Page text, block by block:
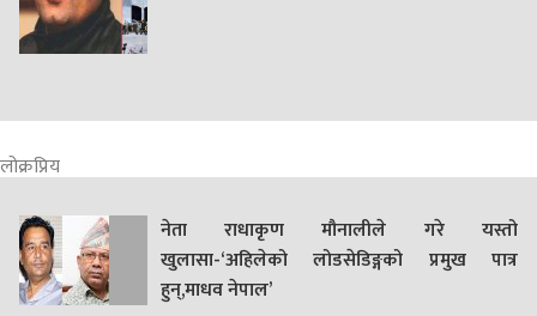
लोक्रप्रिय
नेता राधाकृण मौनालीले गरे यस्तो
खुलासा-‘अहिलेको लोडसेडिङ्गको प्रमुख पात्र
हुन्,माधव नेपाल’